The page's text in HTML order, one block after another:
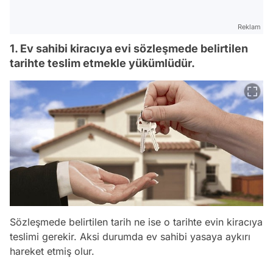
Reklam
1. Ev sahibi kiracıya evi sözleşmede belirtilen
tarihte teslim etmekle yükümlüdür.
Sözleşmede belirtilen tarih ne ise o tarihte evin kiracıya
teslimi gerekir. Aksi durumda ev sahibi yasaya aykırı
hareket etmiş olur.